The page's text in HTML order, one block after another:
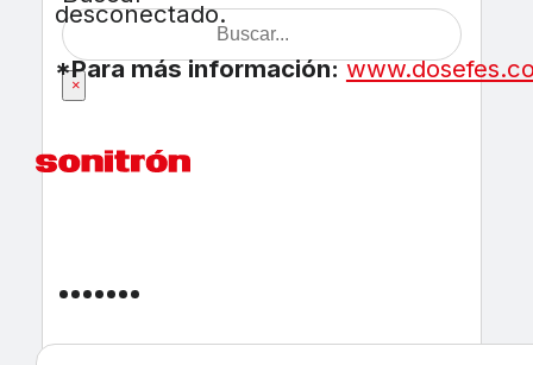
×
desconectado.
*Para más información: